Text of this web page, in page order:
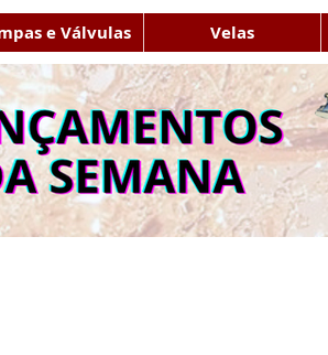
e Válvulas Velas